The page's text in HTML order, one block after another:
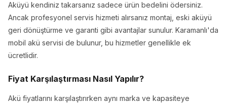
Aküyü kendiniz takarsanız sadece ürün bedelini ödersiniz.
Ancak profesyonel servis hizmeti alırsanız montaj, eski aküyü
geri dönüştürme ve garanti gibi avantajlar sunulur. Karamanlı'da
mobil akü servisi de bulunur, bu hizmetler genellikle ek
ücretlidir.
Fiyat Karşılaştırması Nasıl Yapılır?
Akü fiyatlarını karşılaştırırken aynı marka ve kapasiteye